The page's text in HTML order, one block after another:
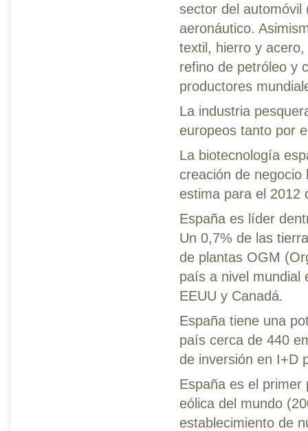
sector del automóvil
aeronáutico.
textil, hierro y
refino de petróleo y
productores
La industria
europeos tanto por
La biotecnología
creación de negocio
estima para el 2012
España es líder
Un 0,7% de las
de plantas OGM
país a nivel mundial
EEUU y Canadá.
España tiene una
país cerca de 440
de inversión en I+D
España es el
eólica del mundo
establecimiento de